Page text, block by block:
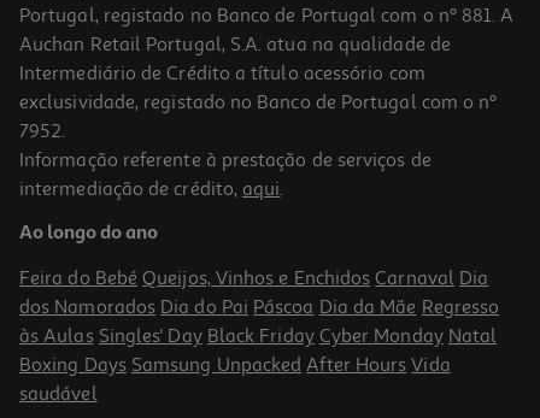
Caixa Com 12 Marcadores De Colorir Maxi Auchan
3.99 €/un
3,99 €
Portugal, registado no Banco de Portugal com o nº 881. A
Auchan Retail Portugal, S.A. atua na qualidade de
Intermediário de Crédito a título acessório com
exclusividade, registado no Banco de Portugal com o nº
7952.
Informação referente à prestação de serviços de
intermediação de crédito, aqui.
Ao longo do ano
Feira do Bebé Queijos, Vinhos e Enchidos Carnaval Dia
dos Namorados Dia do Pai Páscoa Dia da Mãe Regresso
às Aulas Singles' Day Black Friday Cyber Monday Natal
Boxing Days Samsung Unpacked After Hours Vida
saudável